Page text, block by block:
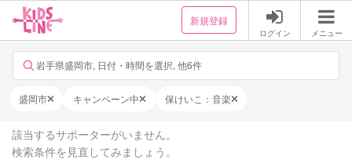
新規登録
ログイン メニュー
岩手県盛岡市, 日付・時間を選択, 他6件
盛岡市 キャンペーン中 保けいこ：音楽
該当するサポーターがいません。
検索条件を見直してみましょう。